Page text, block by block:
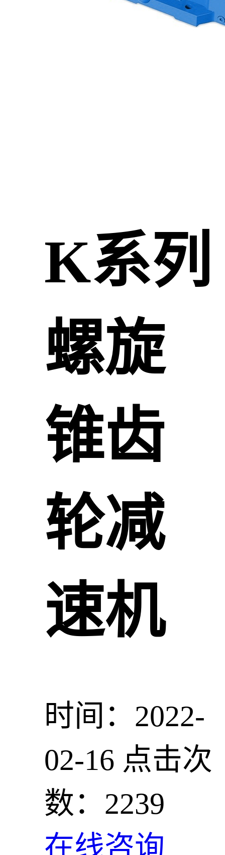
K系列
螺旋
锥齿
轮减
速机
时间：2022-
02-16 点击次
数：2239
在线咨询